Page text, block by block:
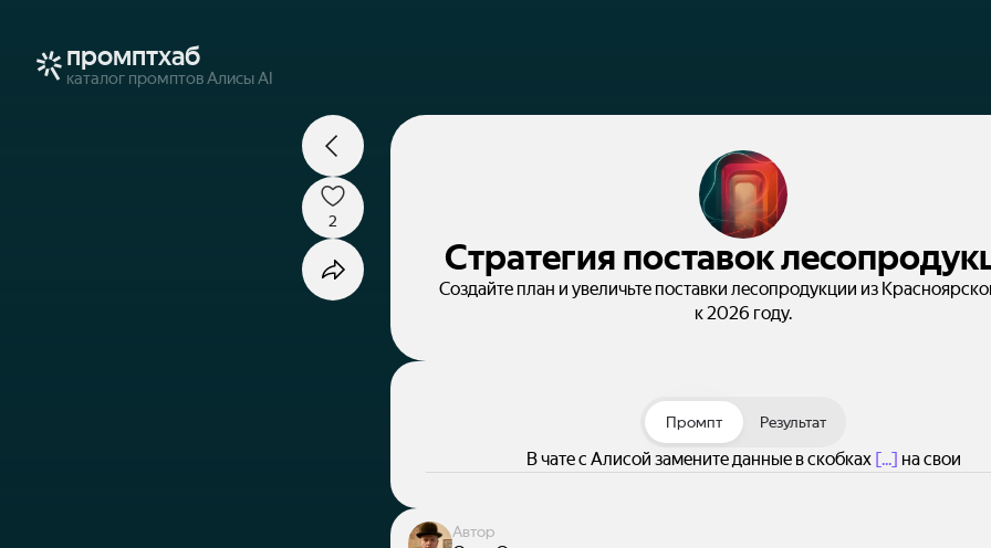
промптхаб
каталог промптов Алисы AI
Стратегия поставок
Создайте план и увеличьте поставки лесопродукции из
к 2026 году.
2
Промпт Результат
В чате с Алисой замените данные в скобках [...] на свои
Автор